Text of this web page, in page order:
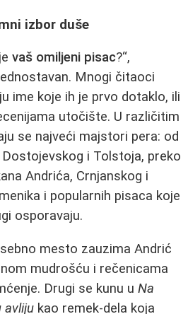
izbor duše
vaš omiljeni pisac?“,
Mnogi čitaoci
ime koje ih je prvo dotaklo, ili
utočište. U različitim
se najveći majstori pera: od
i Tolstoja, preko
Andrića, Crnjanskog i
i popularnih pisaca koje
osporavaju.
mesto zauzima Andrić
mudrošću i rečenicama
Drugi se kunu u Na
avliju kao remek-dela koja